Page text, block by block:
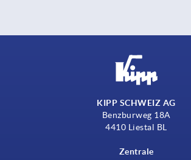
KIPP SCHWEIZ AG
Benzburweg 18A
4410 Liestal BL
Zentrale